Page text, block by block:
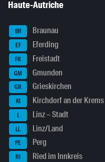
Haute-Autriche
BR Braunau
EF Eferding
FR Freistadt
GM Gmunden
GR Grieskirchen
KI Kirchdorf an der Krems
L Linz – Stadt
LL Linz/Land
PE Perg
RI Ried im Innkreis